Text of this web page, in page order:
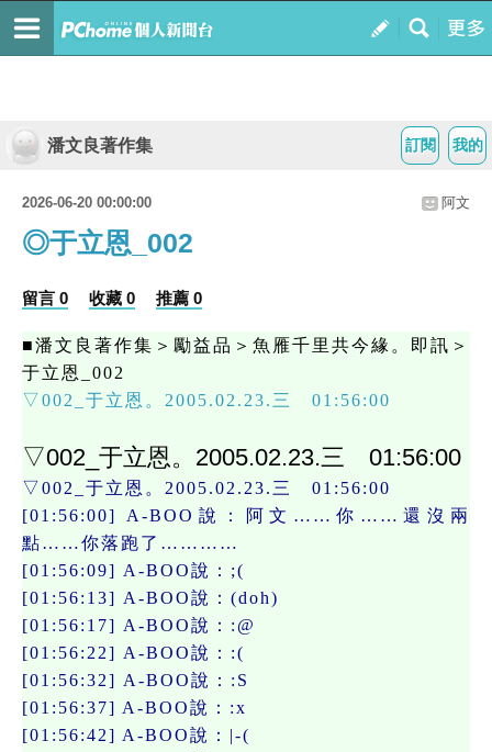
我的
訂閱
潘文良著作集
2026-06-20 00:00:00 阿文
◎于立恩_002
留言 0 收藏 0 推薦 0
■潘文良著作集＞勵益品＞魚雁千里共今緣。即訊＞
于立恩_002
▽002_于立恩。2005.02.23.三 01:56:00
▽002_于立恩。2005.02.23.三 01:56:00
▽002_于立恩。2005.02.23.三 01:56:00
[01:56:00] A-BOO說：阿文……你……還沒兩
點……你落跑了…………
[01:56:09] A-BOO說：;(
[01:56:13] A-BOO說：(doh)
[01:56:17] A-BOO說：:@
[01:56:22] A-BOO說：:(
[01:56:32] A-BOO說：:S
[01:56:37] A-BOO說：:x
[01:56:42] A-BOO說：|-(